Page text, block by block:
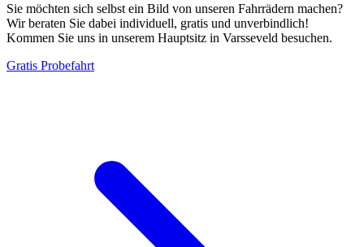
Sie möchten sich selbst ein Bild von unseren Fahrrädern machen?
Wir beraten Sie dabei individuell, gratis und unverbindlich!
Kommen Sie uns in unserem Hauptsitz in Varsseveld besuchen.
Gratis Probefahrt